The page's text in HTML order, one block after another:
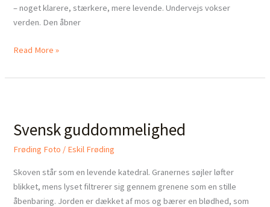
– noget klarere, stærkere, mere levende. Undervejs vokser
verden. Den åbner
Read More »
Svensk guddommelighed
Frøding Foto / Eskil Frøding
Skoven står som en levende katedral. Granernes søjler løfter
blikket, mens lyset filtrerer sig gennem grenene som en stille
åbenbaring. Jorden er dækket af mos og bærer en blødhed, som